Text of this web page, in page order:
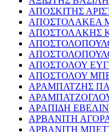
ΑΠΟΣΚΙΤΗΣ
ΑΠΟΣΤΟΛΑΚΕΑ
ΑΠΟΣΤΟΛΑΚΗΣ
ΑΠΟΣΤΟΛΟΥ
ΑΠΟΣΤΟΛΟΥ
ΑΡΑΜΠΑΤΖΗΣ
ΑΡΑΠΙΔΗ
ΑΡΒΑΝΙΤΗ
ΑΡΒΑΝΙΤΗ